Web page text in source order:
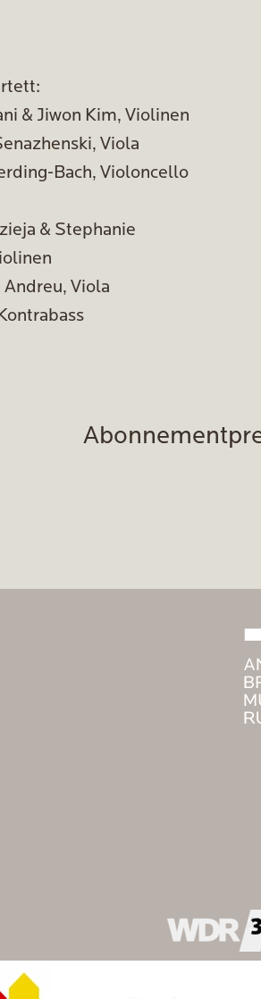
& Jiwon Kim, Violinen
Viola
Bach, Violoncello
& Stephanie
Andreu, Viola